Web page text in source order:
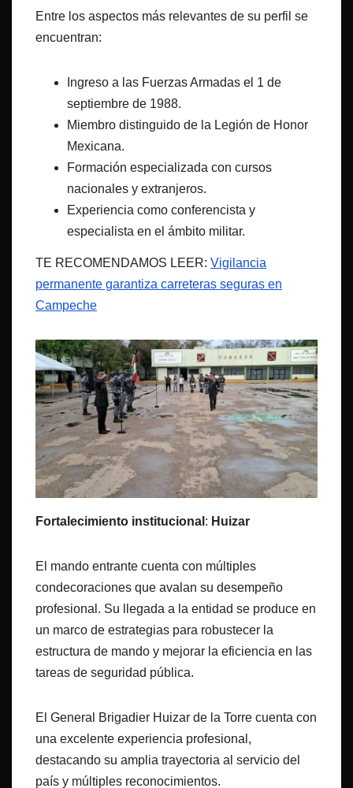
Entre los aspectos más relevantes de su perfil se
encuentran:
Ingreso a las Fuerzas Armadas el 1 de
septiembre de 1988.
Miembro distinguido de la Legión de Honor
Mexicana.
Formación especializada con cursos
nacionales y extranjeros.
Experiencia como conferencista y
especialista en el ámbito militar.
TE RECOMENDAMOS LEER: Vigilancia
permanente garantiza carreteras seguras en
Campeche
Fortalecimiento institucional : Huizar
El mando entrante cuenta con múltiples
condecoraciones que avalan su desempeño
profesional. Su llegada a la entidad se produce en
un marco de estrategias para robustecer la
estructura de mando y mejorar la eficiencia en las
tareas de seguridad pública.
El General Brigadier Huizar de la Torre cuenta con
una excelente experiencia profesional,
destacando su amplia trayectoria al servicio del
país y múltiples reconocimientos.